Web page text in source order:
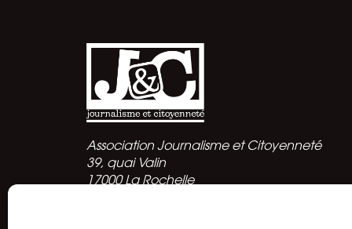
Association Journalisme et Citoyenneté
39, quai Valin
17000 La Rochelle